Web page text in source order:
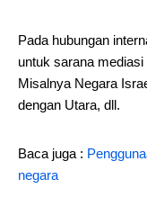
Pada hubungan
untuk sarana
Misalnya Negara
dengan Utara, dll.
Baca juga :
negara